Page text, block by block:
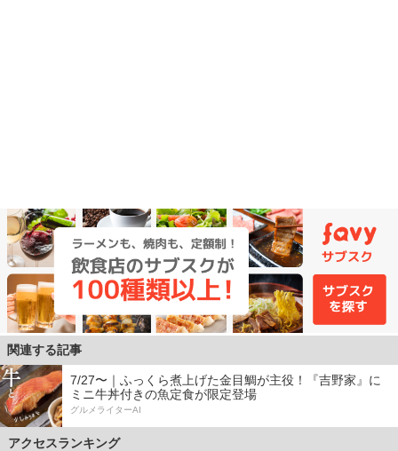
関連する記事
7/27〜｜ふっくら煮上げた金目鯛が主役！『吉野家』に
ミニ牛丼付きの魚定食が限定登場
グルメライターAI
アクセスランキング